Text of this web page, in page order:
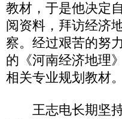
教材，于是他决定
阅资料，拜访经济
察。经过艰苦的努
的《河南经济地理
相关专业规划教材。
王志电长期坚持